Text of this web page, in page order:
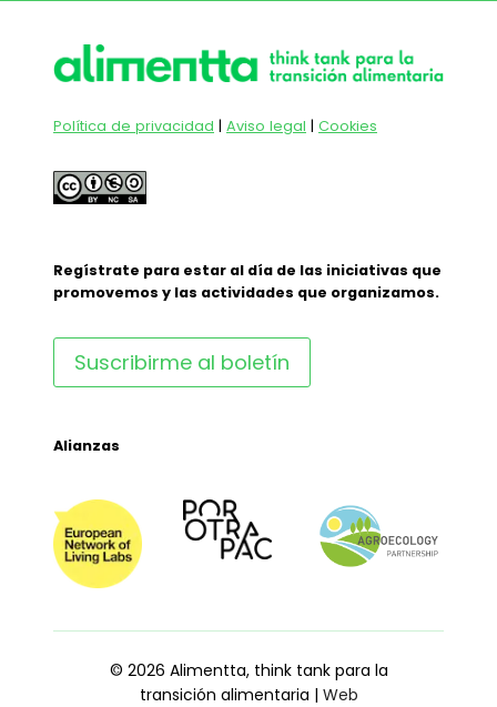
Política de privacidad | Aviso legal | Cookies
Regístrate para estar al día de las iniciativas que
promovemos y las actividades que organizamos.
Suscribirme al boletín
Alianzas
© 2026 Alimentta, think tank para la
transición alimentaria | Web